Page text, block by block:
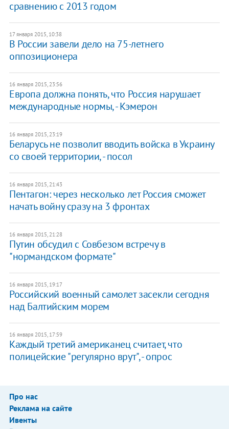
сравнению с 2013 годом
17 января 2015, 10:38
​В России завели дело на 75-летнего
оппозиционера
16 января 2015, 23:56
​Европа должна понять, что Россия нарушает
международные нормы, - Кэмерон
16 января 2015, 23:19
Беларусь не позволит вводить войска в Украину
со своей территории, - посол
16 января 2015, 21:43
Пентагон: через несколько лет Россия сможет
начать войну сразу на 3 фронтах
16 января 2015, 21:28
Путин обсудил с Совбезом встречу в
"нормандском формате"
16 января 2015, 19:17
Российский военный самолет засекли сегодня
над Балтийским морем
16 января 2015, 17:59
Каждый третий американец считает, что
полицейские "регулярно врут", - опрос
Про нас
Реклама на сайте
Ивенты